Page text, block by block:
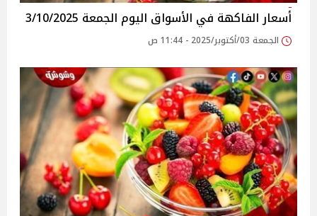
أسعار الفاكهة في الأسواق‎‎ اليوم الجمعة 3/10/2025
الجمعة 03/أكتوبر/2025 - 11:44 ص